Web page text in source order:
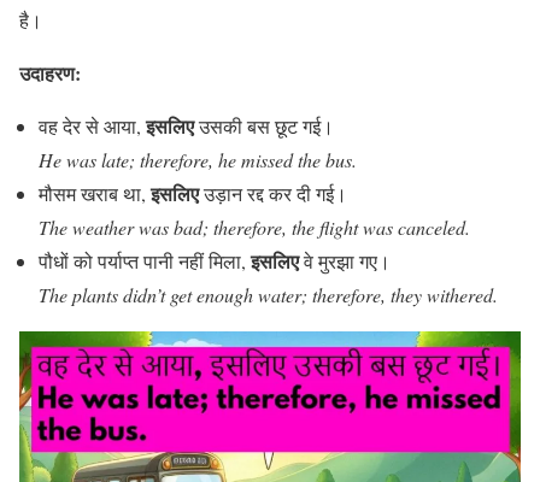
है।
उदाहरण:
वह देर से आया,इसलिएउसकी बस छूट गई।
He was late; therefore, he missed the bus.
मौसम खराब था,इसलिएउड़ान रद्द कर दी गई।
The weather was bad; therefore, the flight was canceled.
पौधों को पर्याप्त पानी नहीं मिला,इसलिएवे मुरझा गए।
The plants didn’t get enough water; therefore, they withered.